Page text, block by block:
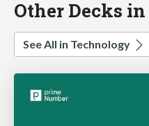
Other Decks
See All in Technology